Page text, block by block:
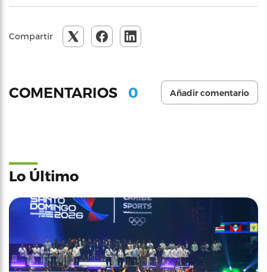
Compartir
COMENTARIOS 0 Añadir comentario
Lo Último